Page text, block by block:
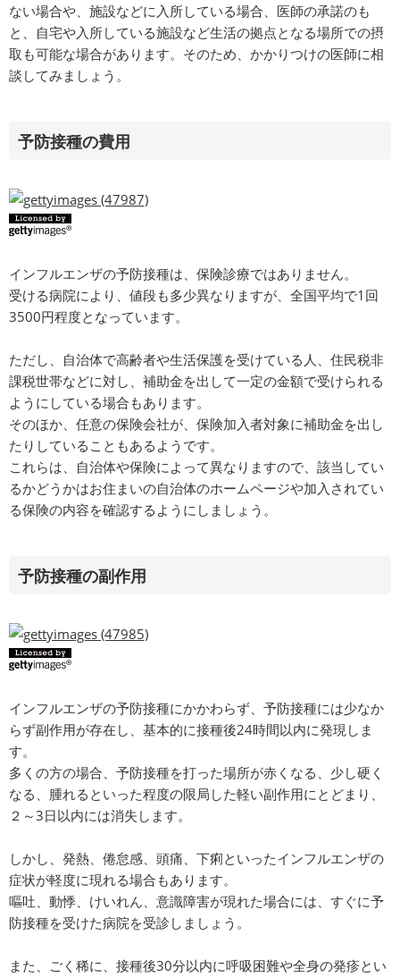
ない場合や、施設などに入所している場合、医師の承諾のも
と、自宅や入所している施設など生活の拠点となる場所での摂
取も可能な場合があります。そのため、かかりつけの医師に相
談してみましょう。
予防接種の費用
インフルエンザの予防接種は、保険診療ではありません。
受ける病院により、値段も多少異なりますが、全国平均で1回
3500円程度となっています。
ただし、自治体で高齢者や生活保護を受けている人、住民税非
課税世帯などに対し、補助金を出して一定の金額で受けられる
ようにしている場合もあります。
そのほか、任意の保険会社が、保険加入者対象に補助金を出し
たりしていることもあるようです。
これらは、自治体や保険によって異なりますので、該当してい
るかどうかはお住まいの自治体のホームページや加入されてい
る保険の内容を確認するようにしましょう。
予防接種の副作用
インフルエンザの予防接種にかかわらず、予防接種には少なか
らず副作用が存在し、基本的に接種後24時間以内に発現しま
す。
多くの方の場合、予防接種を打った場所が赤くなる、少し硬く
なる、腫れるといった程度の限局した軽い副作用にとどまり、
２～3日以内には消失します。
しかし、発熱、倦怠感、頭痛、下痢といったインフルエンザの
症状が軽度に現れる場合もあります。
嘔吐、動悸、けいれん、意識障害が現れた場合には、すぐに予
防接種を受けた病院を受診しましょう。
また、ごく稀に、接種後30分以内に呼吸困難や全身の発疹とい